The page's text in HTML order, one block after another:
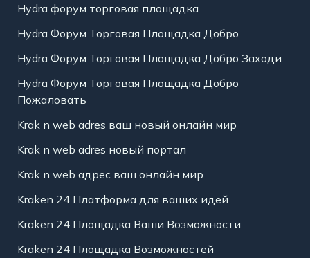
Hydra форум торговая площадка
Hydra Форум Торговая Площадка Добро
Hydra Форум Торговая Площадка Добро Заходи
Hydra Форум Торговая Площадка Добро
Пожаловать
Krak n web adres ваш новый онлайн мир
Krak n web adres новый портал
Krak n web адрес ваш онлайн мир
Kraken 24 Платформа для ваших идей
Kraken 24 Площадка Ваши Возможности
Kraken 24 Площадка Возможностей